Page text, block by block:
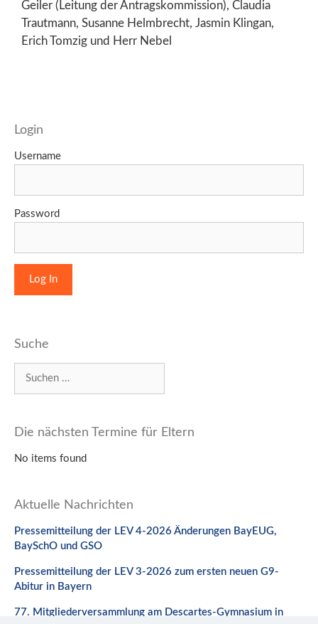
Geiler (Leitung der Antragskommission), Claudia
Trautmann, Susanne Helmbrecht, Jasmin Klingan,
Erich Tomzig und Herr Nebel
Login
Username
Password
Suche
Die nächsten Termine für Eltern
No items found
Aktuelle Nachrichten
Pressemitteilung der LEV 4-2026 Änderungen BayEUG,
BaySchO und GSO
Pressemitteilung der LEV 3-2026 zum ersten neuen G9-
Abitur in Bayern
77. Mitgliederversammlung am Descartes-Gymnasium in